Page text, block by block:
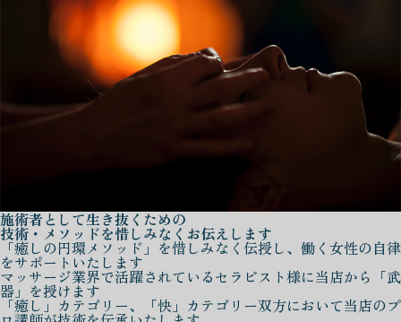
施術者として生き抜くための
技術・メソッドを惜しみなくお伝えします
「癒しの円環メソッド」を惜しみなく伝授し、働く女性の自律
をサポートいたします
マッサージ業界で活躍されているセラピスト様に当店から「武
器」を授けます
「癒し」カテゴリー、「快」カテゴリー双方において当店のプ